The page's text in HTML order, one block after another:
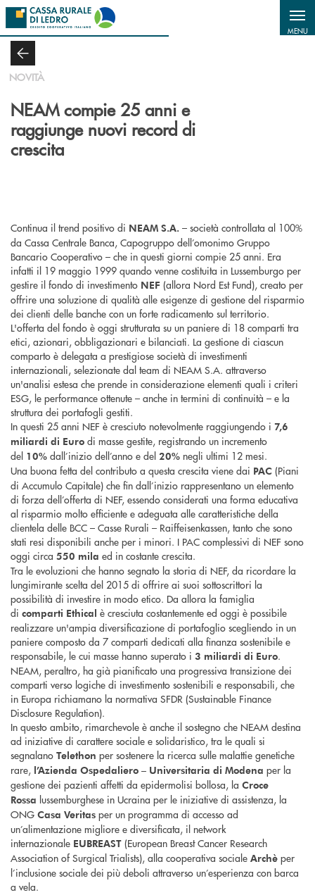
Salta al contenuto principale
MENU
NOVITÀ
NEAM compie 25 anni e
raggiunge nuovi record di
crescita
Continua il trend positivo di NEAM S.A. – società controllata al 100%
da Cassa Centrale Banca, Capogruppo dell’omonimo Gruppo
Bancario Cooperativo – che in questi giorni compie 25 anni. Era
infatti il 19 maggio 1999 quando venne costituita in Lussemburgo per
gestire il fondo di investimento NEF (allora Nord Est Fund), creato per
offrire una soluzione di qualità alle esigenze di gestione del risparmio
dei clienti delle banche con un forte radicamento sul territorio.
L'offerta del fondo è oggi strutturata su un paniere di 18 comparti tra
etici, azionari, obbligazionari e bilanciati. La gestione di ciascun
comparto è delegata a prestigiose società di investimenti
internazionali, selezionate dal team di NEAM S.A. attraverso
un'analisi estesa che prende in considerazione elementi quali i criteri
ESG, le performance ottenute – anche in termini di continuità – e la
struttura dei portafogli gestiti.
In questi 25 anni NEF è cresciuto notevolmente raggiungendo i 7,6
miliardi di Euro di masse gestite, registrando un incremento
del 10% dall’inizio dell’anno e del 20% negli ultimi 12 mesi.
Una buona fetta del contributo a questa crescita viene dai PAC (Piani
di Accumulo Capitale) che fin dall’inizio rappresentano un elemento
di forza dell’offerta di NEF, essendo considerati una forma educativa
al risparmio molto efficiente e adeguata alle caratteristiche della
clientela delle BCC – Casse Rurali – Raiffeisenkassen, tanto che sono
stati resi disponibili anche per i minori. I PAC complessivi di NEF sono
oggi circa 550 mila ed in costante crescita.
Tra le evoluzioni che hanno segnato la storia di NEF, da ricordare la
lungimirante scelta del 2015 di offrire ai suoi sottoscrittori la
possibilità di investire in modo etico. Da allora la famiglia
di comparti Ethical è cresciuta costantemente ed oggi è possibile
realizzare un'ampia diversificazione di portafoglio scegliendo in un
paniere composto da 7 comparti dedicati alla finanza sostenibile e
responsabile, le cui masse hanno superato i 3 miliardi di Euro.
NEAM, peraltro, ha già pianificato una progressiva transizione dei
comparti verso logiche di investimento sostenibili e responsabili, che
in Europa richiamano la normativa SFDR (Sustainable Finance
Disclosure Regulation).
In questo ambito, rimarchevole è anche il sostegno che NEAM destina
ad iniziative di carattere sociale e solidaristico, tra le quali si
segnalano Telethon per sostenere la ricerca sulle malattie genetiche
rare, l’Azienda Ospedaliero – Universitaria di Modena per la
gestione dei pazienti affetti da epidermolisi bollosa, la Croce
Rossa lussemburghese in Ucraina per le iniziative di assistenza, la
ONG Casa Veritas per un programma di accesso ad
un’alimentazione migliore e diversificata, il network
internazionale EUBREAST (European Breast Cancer Research
Association of Surgical Trialists), alla cooperativa sociale Archè per
l’inclusione sociale dei più deboli attraverso un’esperienza con barca
a vela.